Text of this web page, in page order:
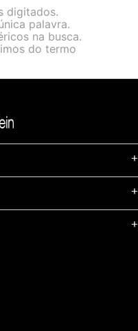
do site, incluindo,
um item em nossa
sobre o nosso aviso de
digitados.
palavra.
na busca.
do termo
+
+
+